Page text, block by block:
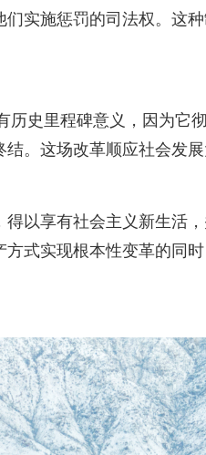
实施惩罚的司法权。这
历史里程碑意义，因为它
。这场改革顺应社会发
以享有社会主义新生活
式实现根本性变革的同